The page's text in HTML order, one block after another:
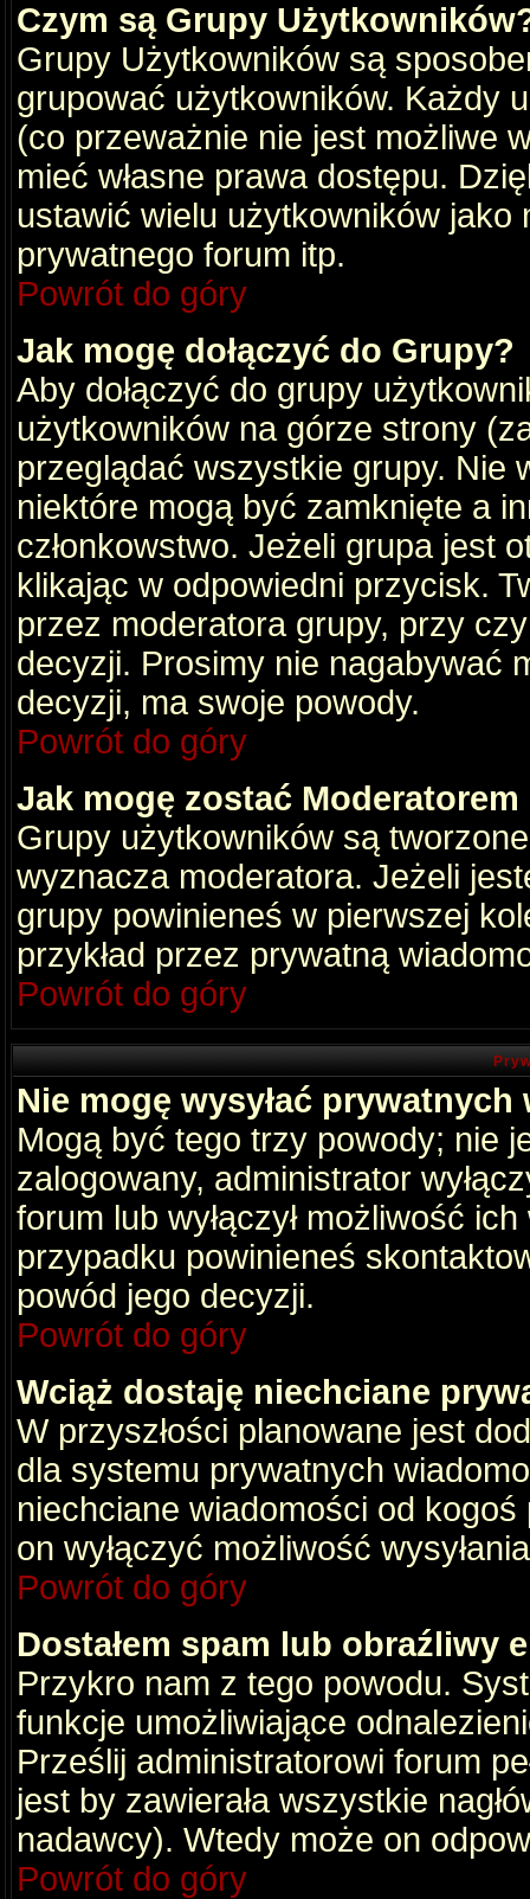
Czym są Grupy
Grupy Użytkowników są
grupować użytkowników. Każdy
(co przeważnie nie jest możliwe
mieć własne prawa dostępu.
ustawić wielu użytkowników
prywatnego forum itp.
Powrót do góry
Jak mogę dołączyć do Grupy?
Aby dołączyć do grupy
użytkowników na górze strony
przeglądać wszystkie grupy. Nie
niektóre mogą być zamknięte a
członkowstwo. Jeżeli grupa jest
klikając w odpowiedni przycisk.
przez moderatora grupy, przy
decyzji. Prosimy nie nagabywać
decyzji, ma swoje powody.
Powrót do góry
Jak mogę zostać
Grupy użytkowników są
wyznacza moderatora. Jeżeli
grupy powinieneś w pierwszej
przykład przez prywatną
Powrót do góry
Nie mogę wysyłać
Mogą być tego trzy powody; nie
zalogowany, administrator
forum lub wyłączył możliwość
przypadku powinieneś
powód jego decyzji.
Powrót do góry
Wciąż dostaję niechciane
W przyszłości planowane jest
dla systemu prywatnych
niechciane wiadomości od
on wyłączyć możliwość
Powrót do góry
Dostałem spam lub obraźliwy
Przykro nam z tego powodu.
funkcje umożliwiające
Prześlij administratorowi forum
jest by zawierała wszystkie
nadawcy). Wtedy może on
Powrót do góry